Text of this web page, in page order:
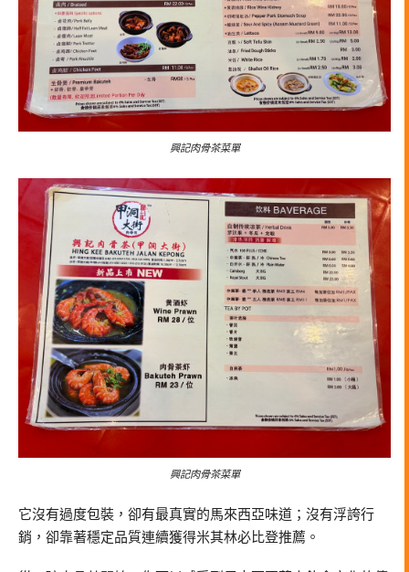
興記肉骨茶菜單
興記肉骨茶菜單
它沒有過度包裝，卻有最真實的馬來西亞味道；沒有浮誇行
銷，卻靠著穩定品質連續獲得米其林必比登推薦。